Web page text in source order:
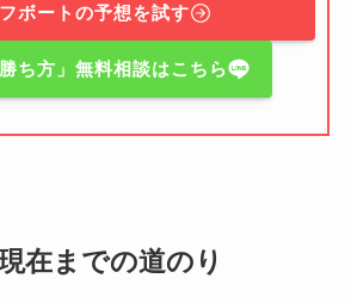
ボートの予想を試す
勝ち方」無料相談はこちら
在までの道のり